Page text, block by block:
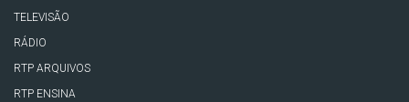
TELEVISÃO
RÁDIO
RTP ARQUIVOS
RTP ENSINA